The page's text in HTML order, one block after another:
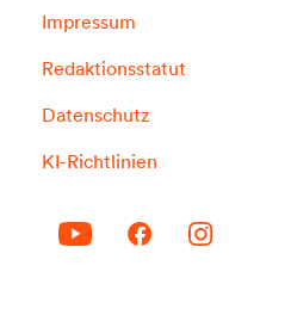
Impressum
Redaktionsstatut
Datenschutz
KI-Richtlinien